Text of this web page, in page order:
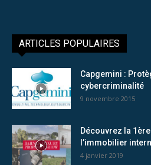
ARTICLES POPULAIRES
Capgemini :
cybercriminalité
9 novembre 2015
Découvrez la
l’immobilier
4 janvier 2019